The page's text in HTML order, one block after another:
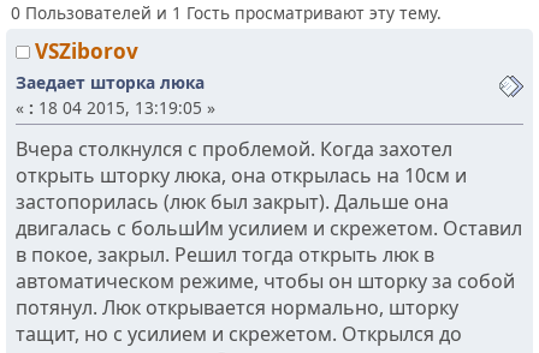
0 Пользователей и 1 Гость просматривают эту тему.
VSZiborov
Заедает шторка люка
« : 18 04 2015, 13:19:05 »
Вчера столкнулся с проблемой. Когда захотел
открыть шторку люка, она открылась на 10см и
застопорилась (люк был закрыт). Дальше она
двигалась с большИм усилием и скрежетом. Оставил
в покое, закрыл. Решил тогда открыть люк в
автоматическом режиме, чтобы он шторку за собой
потянул. Люк открывается нормально, шторку
тащит, но с усилием и скрежетом. Открылся до